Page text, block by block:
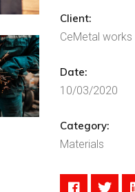
Client:
CeMetal works
Date:
10/03/2020
Category:
Materials